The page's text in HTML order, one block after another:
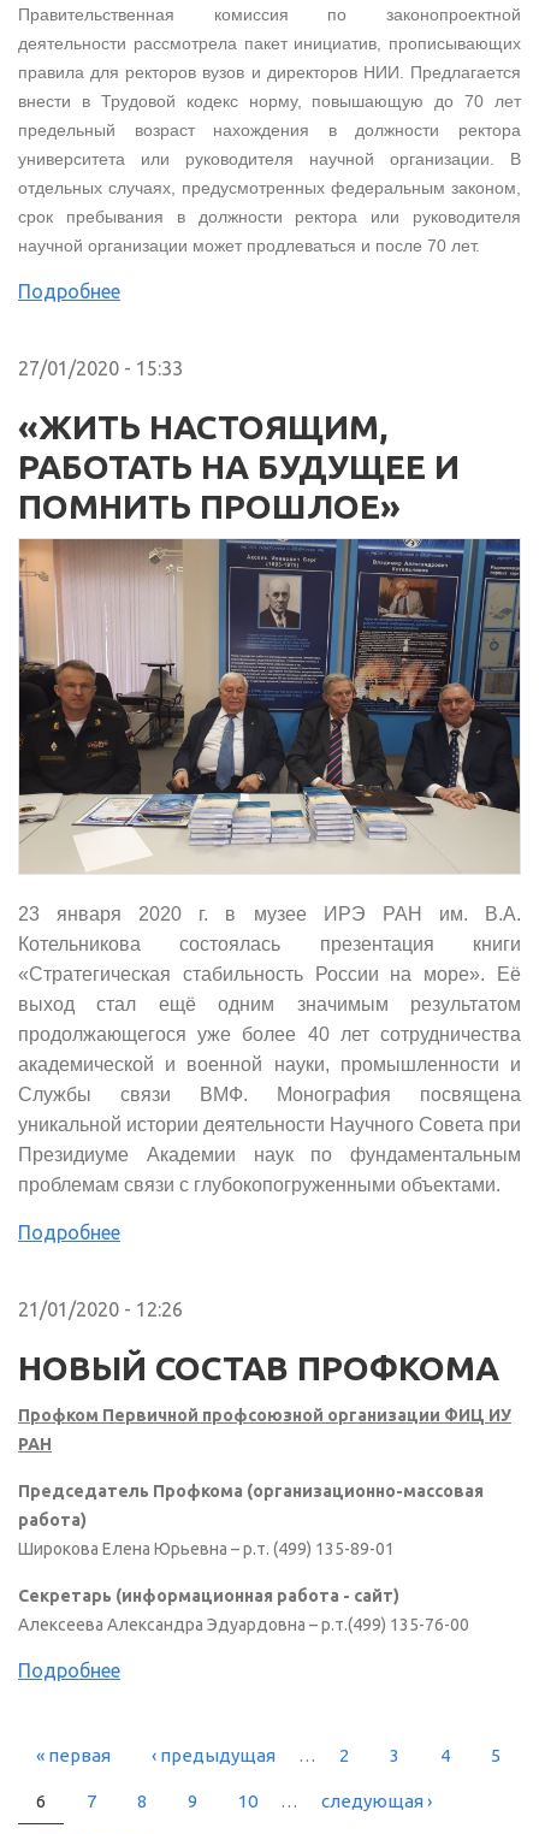
Правительственная комиссия по законопроектной
деятельности рассмотрела пакет инициатив, прописывающих
правила для ректоров вузов и директоров НИИ. Предлагается
внести в Трудовой кодекс норму, повышающую до 70 лет
предельный возраст нахождения в должности ректора
университета или руководителя научной организации. В
отдельных случаях, предусмотренных федеральным законом,
срок пребывания в должности ректора или руководителя
научной организации может продлеваться и после 70 лет.
Подробнее
27/01/2020 - 15:33
«ЖИТЬ НАСТОЯЩИМ,
РАБОТАТЬ НА БУДУЩЕЕ И
ПОМНИТЬ ПРОШЛОЕ»
23 января 2020 г. в музее ИРЭ РАН им. В.А.
Котельникова состоялась презентация книги
«Стратегическая стабильность России на море». Её
выход стал ещё одним значимым результатом
продолжающегося уже более 40 лет сотрудничества
академической и военной науки, промышленности и
Службы связи ВМФ. Монография посвящена
уникальной истории деятельности Научного Совета при
Президиуме Академии наук по фундаментальным
проблемам связи с глубокопогруженными объектами.
Подробнее
21/01/2020 - 12:26
НОВЫЙ СОСТАВ ПРОФКОМА
Профком Первичной профсоюзной организации ФИЦ ИУ
РАН
Председатель Профкома (организационно-массовая
работа)
Широкова Елена Юрьевна – р.т. (499) 135-89-01
Секретарь (информационная работа - сайт)
Алексеева Александра Эдуардовна – р.т.(499) 135-76-00
Подробнее
СТРАНИЦЫ
« первая ‹ предыдущая … 2 3 4 5
6 7 8 9 10 … следующая ›